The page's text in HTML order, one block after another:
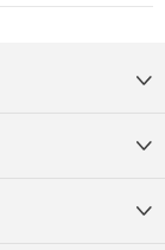


